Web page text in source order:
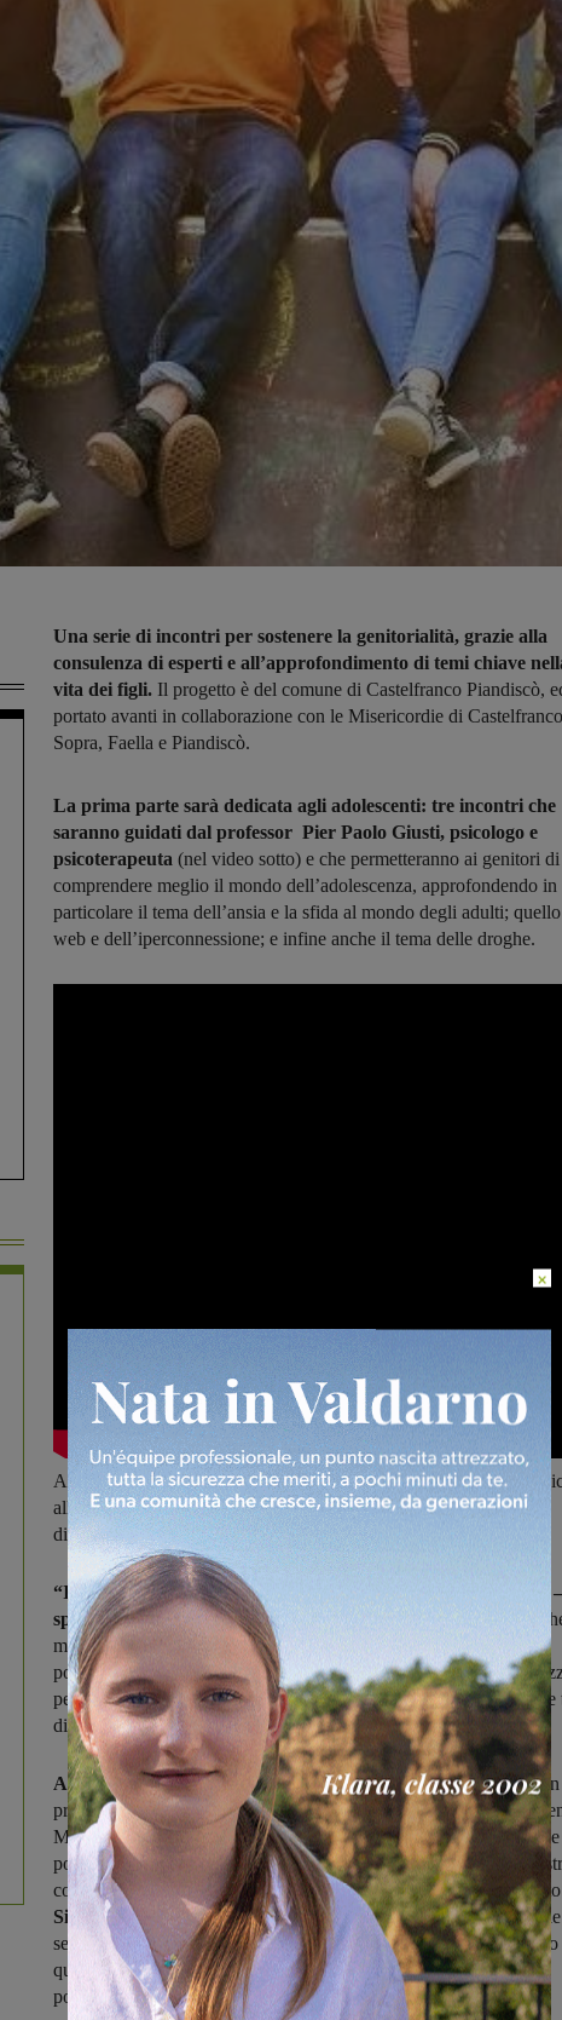
Una serie di incontri per sostenere la genitorialità, grazie alla
consulenza di esperti e all’approfondimento di temi chiave
vita dei figli. Il progetto è del comune di Castelfranco Piandiscò,
portato avanti in collaborazione con le Misericordie di
Sopra, Faella e Piandiscò.
La prima parte sarà dedicata agli adolescenti: tre incontri che
saranno guidati dal professor Pier Paolo Giusti, psicologo e
psicoterapeuta (nel video sotto) e che permetteranno ai genitori di
comprendere meglio il mondo dell’adolescenza, approfondendo in
particolare il tema dell’ansia e la sfida al mondo degli adulti;
web e dell’iperconnessione; e infine anche il tema delle droghe.
A seguire, poi, si tornerà a parlare di infanzia, con tre incontri
alla cura del bambino, anche con un nuovo appuntamento di
disostruzione pediatrica dopo il successo dello scorso anno.
“Il nostro è un progetto che si amplia rispetto all’anno scorso
spiegato l’assessore Filippo Casini – affronteremo sia le
mondo dell’adolescenza, per aiutare i genitori a capire quando si
possono presentare certe problematiche; e poi l’infanzia, la
pediatrica, l’alimentazione dei più piccoli. Ogni corso si terrà nelle
diverse sedi di Castelfranco, Pian di Scò e Faella”.
Al fianco dell’Amministrazione comunale le Misericordie:“Un
progetto eccezionale – ha commentatoPatrizio Cancialli,
Misericordie provincia di Arezzo – che ritengo fondamentale e che
porterò ad esempio in altri territori. Noi saremo presenti con il
contributo, a fianco delle famiglie”. “Lo scorso anno – ha aggiunto
Silvia Chiaramonti– abbiamo riscosso un grande successo con le
serate dedicate alla disostruzione pediatrica; quest’anno ripeteremo
questo progetto cercando di coinvolgere così quante più famiglie
possibili”.
×